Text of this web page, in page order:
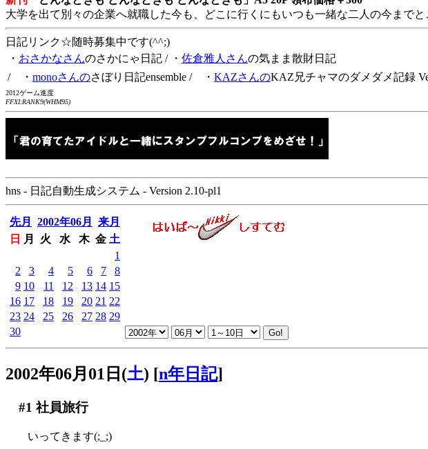
大学を出て別々の企業へ就職した今も、どこに行くにもいつも一緒な二人の今まで
日記リンク☆随時募集中です(^^;)
・ おさかなさんのさかにゃ日記 / ・ 佐倉雅人さんの気まま散財日記
/ ・ monoさんのさぼり日記ensemble / ・ KAZさんのKAZ兄チャマのダメダメ記録
2012ゲーム進度
FFXI:RANK9(WHM95)
hns - 日記自動生成システム - Version 2.10-pl1
先月 2002年06月
来月
日
月 火 水 木 金 土
1
2
3 4 5 6 7
8
9 10 11 12 13 14 15
16 17 18 19 20 21 22
23 24 25 26 27 28 29
30
2002年06月01日(土) [n年日記]
#1 社員旅行
いってきます(;_;)